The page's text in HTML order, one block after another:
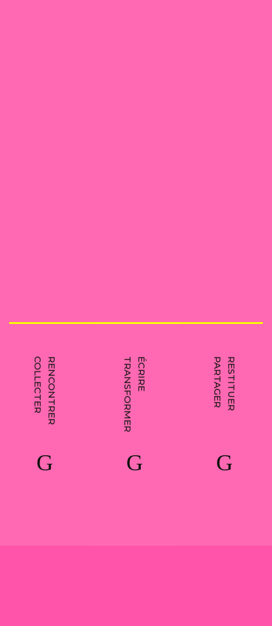
RENCONTRER
COLLECTER
G
ÉCRIRE
TRANSFORMER
G
RESTITUER
PARTAGER
G